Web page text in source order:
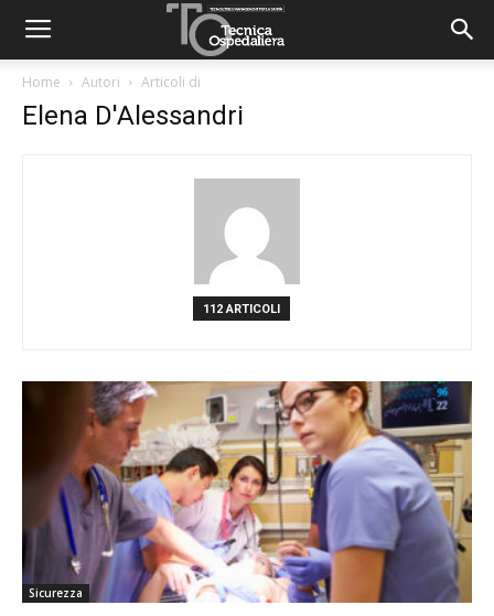
Home Autori Articoli di
Elena D'Alessandri
112 ARTICOLI
Sicurezza